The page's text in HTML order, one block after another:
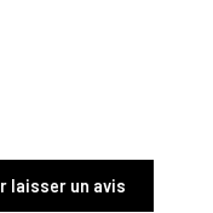
laisser un avis